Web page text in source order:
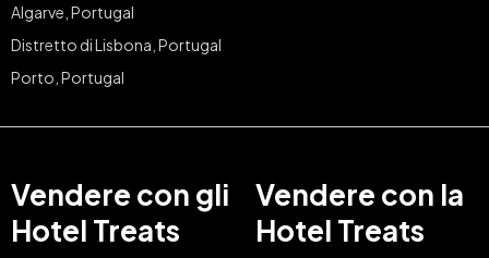
Algarve, Portugal
Distretto di Lisbona, Portugal
Porto, Portugal
Vendere con gli
Hotel Treats
Vendere con la
Hotel Treats